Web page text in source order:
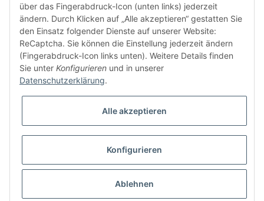
Vertrag widerrufen
* Alle Preise inkl. gesetzlicher USt., zzgl.
© domsport GbR Besucherzähler: 1298668
über das Fingerabdruck-Icon (unten links) jederzeit
ändern. Durch Klicken auf „Alle akzeptieren“ gestatten Sie
den Einsatz folgender Dienste auf unserer Website:
ReCaptcha. Sie können die Einstellung jederzeit ändern
(Fingerabdruck-Icon links unten). Weitere Details finden
Sie unter Konfigurieren und in unserer
Datenschutzerklärung.
Alle akzeptieren
Konfigurieren
Ablehnen